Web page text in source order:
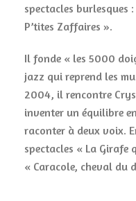
spectacles burlesques
P’tites Zaffaires ».
Il fonde « les 5000
jazz qui reprend les
2004, il rencontre
inventer un équilibre
raconter à deux voix.
spectacles « La
« Caracole, cheval du